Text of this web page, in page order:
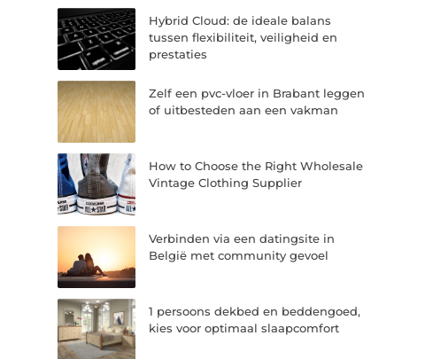
Hybrid Cloud: de ideale balans
tussen flexibiliteit, veiligheid en
prestaties
Zelf een pvc-vloer in Brabant leggen
of uitbesteden aan een vakman
How to Choose the Right Wholesale
Vintage Clothing Supplier
Verbinden via een datingsite in
België met community gevoel
1 persoons dekbed en beddengoed,
kies voor optimaal slaapcomfort